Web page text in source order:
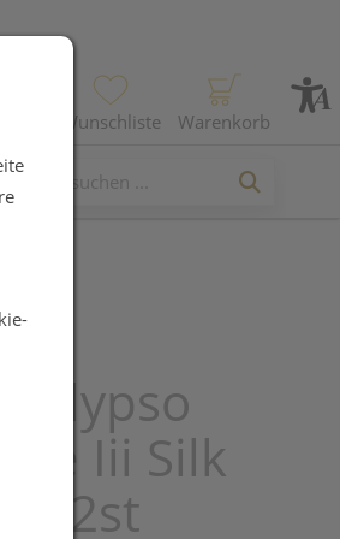
Wunschliste Warenkorb
Iii Silk
2st